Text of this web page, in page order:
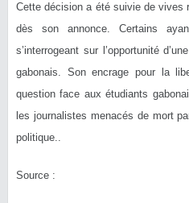
Cette décision a été suivie de vives
dès son annonce. Certains
s’interrogeant sur l’opportunité
gabonais. Son encrage pour la
question face aux étudiants
les journalistes menacés de mort
politique..
Source :